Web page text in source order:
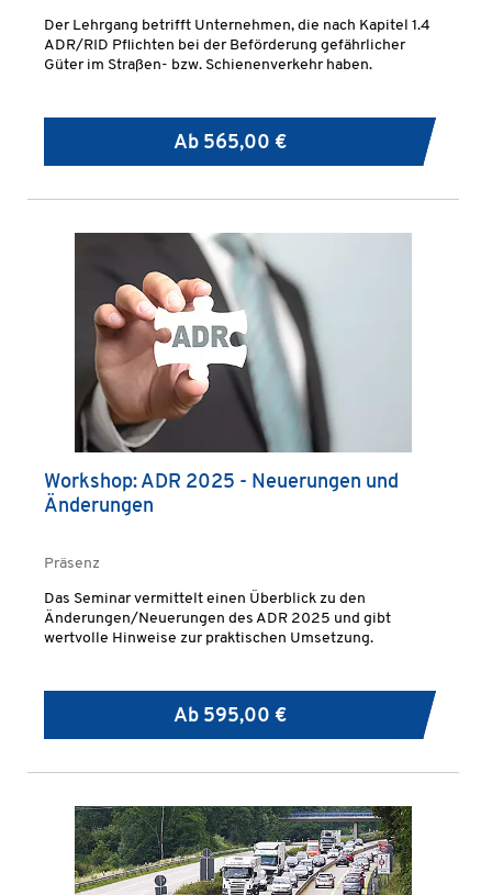
Der Lehrgang betrifft Unternehmen, die nach Kapitel 1.4
ADR/RID Pflichten bei der Beförderung gefährlicher
Güter im Straßen- bzw. Schienenverkehr haben.
Ab 565,00 €
Workshop: ADR 2025 - Neuerungen und
Änderungen
Präsenz
Das Seminar vermittelt einen Überblick zu den
Änderungen/Neuerungen des ADR 2025 und gibt
wertvolle Hinweise zur praktischen Umsetzung.
Ab 595,00 €